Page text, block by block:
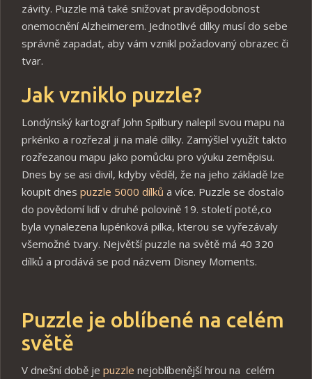
závity. Puzzle má také snižovat pravděpodobnost
onemocnění Alzheimerem. Jednotlivé dílky musí do sebe
správně zapadat, aby vám vznikl požadovaný obrazec či
tvar.
Jak vzniklo puzzle?
Londýnský kartograf John Spilbury nalepil svou mapu na
prkénko a rozřezal ji na malé dílky. Zamýšlel využít takto
rozřezanou mapu jako pomůcku pro výuku zeměpisu.
Dnes by se asi divil, kdyby věděl, že na jeho základě lze
koupit dnes puzzle 5000 dílků a více. Puzzle se dostalo
do povědomí lidí v druhé polovině 19. století poté,co
byla vynalezena lupénková pilka, kterou se vyřezávaly
všemožné tvary. Největší puzzle na světě má 40 320
dílků a prodává se pod názvem Disney Moments.
Puzzle je oblíbené na celém
světě
V dnešní době je puzzle nejoblíbenější hrou na celém